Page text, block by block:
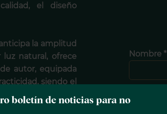
boletín de noticias para no
el diseño
la amplitud
luz natural, ofrece
autor, equipada
siendo el
Nombre *